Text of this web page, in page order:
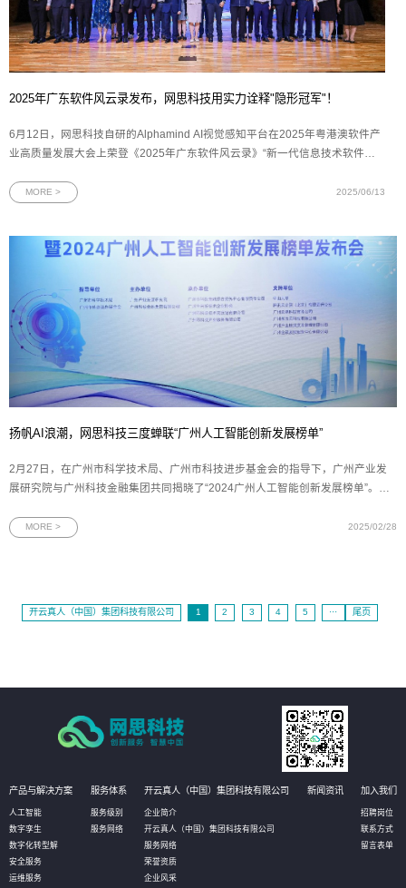
2025年广东软件风云录发布，网思科技用实力诠释"隐形冠军"！
6月12日，网思科技自研的Alphamind AI视觉感知平台在2025年粤港澳软件产
业高质量发展大会上荣登《2025年广东软件风云录》“新一代信息技术软件产
年广东软件风云录新一代信息技术软件产品奖牌2025年广东软件风云榜评选由
MORE > 2025/06/13
扬帆AI浪潮，网思科技三度蝉联“广州人工智能创新发展榜单”
2月27日，在广州市科学技术局、广州市科技进步基金会的指导下，广州产业发
展研究院与广州科技金融集团共同揭晓了“2024广州人工智能创新发展榜单”。网
值企业”称号，充分展现其在人工智能创新应用场景中的示范引领作用。图为网思
MORE > 2025/02/28
开云真人（中国）集团科技有限公司 1 2 3 4 5 ··· 尾页
产品与解决方案
人工智能
数字孪生
数字化转型解
安全服务
运维服务
服务体系
服务级别
服务网络
开云真人（中国）集团科技有限公司
企业简介
开云真人（中国）集团科技有限公司
服务网络
荣誉资质
企业风采
新闻资讯 加入我们
招聘岗位
联系方式
留言表单